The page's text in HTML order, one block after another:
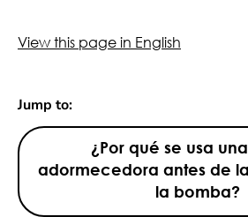
View this page in English
Jump to:
¿Por qué se usa
adormecedora antes de
la bomba?